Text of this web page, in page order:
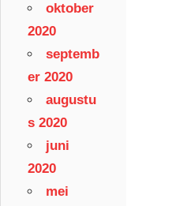
oktober
2020
septemb
er 2020
augustu
s 2020
juni
2020
mei